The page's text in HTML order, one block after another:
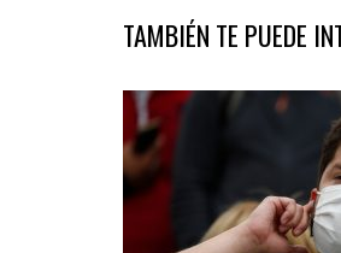
TAMBIÉN TE PUEDE